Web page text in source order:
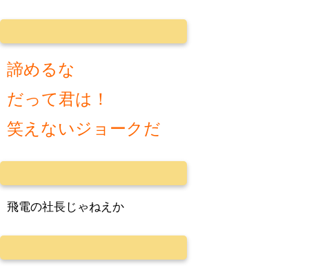
諦めるな
だって君は！
笑えないジョークだ
飛電の社長じゃねえか